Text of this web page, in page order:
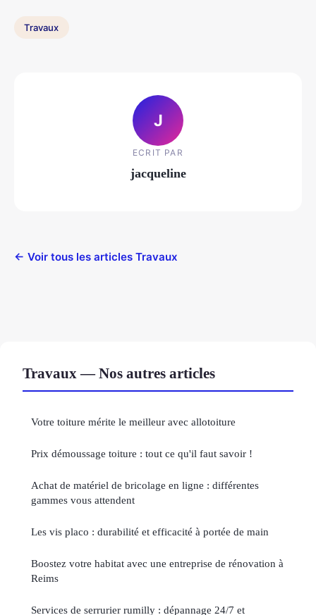
Travaux
J
ECRIT PAR
jacqueline
← Voir tous les articles Travaux
Travaux — Nos autres articles
Votre toiture mérite le meilleur avec allotoiture
Prix démoussage toiture : tout ce qu'il faut savoir !
Achat de matériel de bricolage en ligne : différentes
gammes vous attendent
Les vis placo : durabilité et efficacité à portée de main
Boostez votre habitat avec une entreprise de rénovation à
Reims
Services de serrurier rumilly : dépannage 24/7 et